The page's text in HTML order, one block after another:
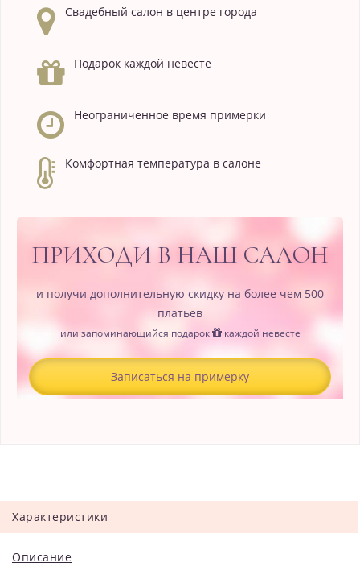
Свадебный салон в центре города
Подарок каждой невесте
Неограниченное время примерки
Комфортная температура в салоне
ПРИХОДИ В НАШ САЛОН
и получи дополнительную скидку на более чем 500
платьев
или запоминающийся подарок каждой невесте
Записаться на примерку
Характеристики
Описание